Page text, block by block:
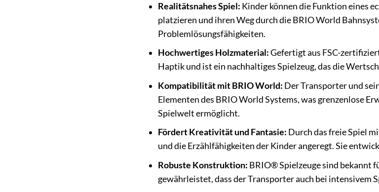
Realitätsnahes Spiel: Kinder können die Funktion eines
platzieren und ihren Weg durch die BRIO World
Problemlösungsfähigkeiten.
Hochwertiges Holzmaterial:Gefertigt aus FSC-
Haptik und ist ein nachhaltiges Spielzeug, das die
Kompatibilität mit BRIO World: Der Transporter und
Elementen des BRIO World Systems, was grenzenlose
Spielwelt ermöglicht.
Fördert Kreativität und Fantasie: Durch das freie Spiel
und die Erzählfähigkeiten der Kinder angeregt. Sie
Robuste Konstruktion: BRIO® Spielzeuge sind bekannt
gewährleistet, dass der Transporter auch bei intensivem